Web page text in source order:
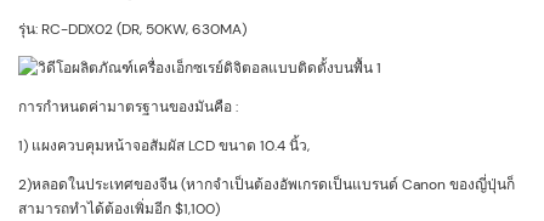
รุ่น: RC-DDX02 (DR, 50KW, 630MA)
การกำหนดค่ามาตรฐานของมันคือ :
1) แผงควบคุมหน้าจอสัมผัส LCD ขนาด 10.4 นิ้ว,
2)หลอดในประเทศของจีน (หากจำเป็นต้องอัพเกรดเป็นแบรนด์ Canon ของญี่ปุ่นก็
สามารถทำได้ต้องเพิ่มอีก $1,100)